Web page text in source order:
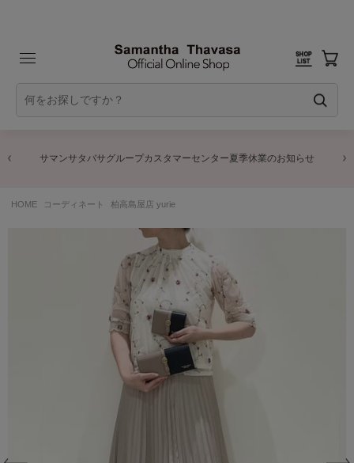
サマンサタバサグループカスタマーセンター夏季休業のお知らせ
HOME コーディネート 柏高島屋店 yurie